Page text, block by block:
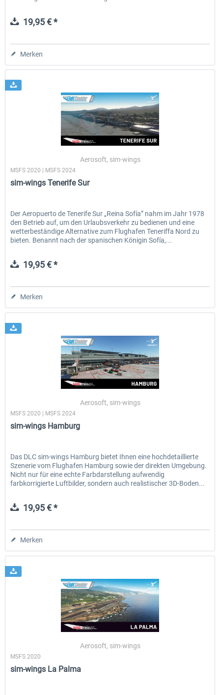
19,95 € *
Merken
Aerosoft, sim-wings
MSFS 2020 | MSFS 2024
sim-wings Tenerife Sur
Der Aeropuerto de Tenerife Sur „Reina Sofía” nahm im Jahr 1978
den Betrieb auf, um den Urlaubsverkehr zu bedienen und eine
wetterbeständige Alternative zum Flughafen Teneriffa Nord zu
bieten. Benannt nach der spanischen Königin Sofía,...
19,95 € *
Merken
Aerosoft, sim-wings
MSFS 2020 | MSFS 2024
sim-wings Hamburg
Das DLC sim-wings Hamburg bietet Ihnen eine hochdetaillierte
Szenerie vom Flughafen Hamburg sowie der direkten Umgebung.
Nicht nur für eine echte Farbdarstellung aufwendig
farbkorrigierte Luftbilder, sondern auch realistischer 3D-Boden...
19,95 € *
Merken
Aerosoft, sim-wings
MSFS 2020
sim-wings La Palma